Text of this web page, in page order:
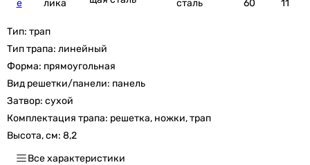
e
лика
сталь
60
11
Тип: трап
Тип трапа: линейный
Форма: прямоугольная
Вид решетки/панели: панель
Затвор: сухой
Комплектация трапа: решетка, ножки, трап
Высота, см: 8,2
Все характеристики